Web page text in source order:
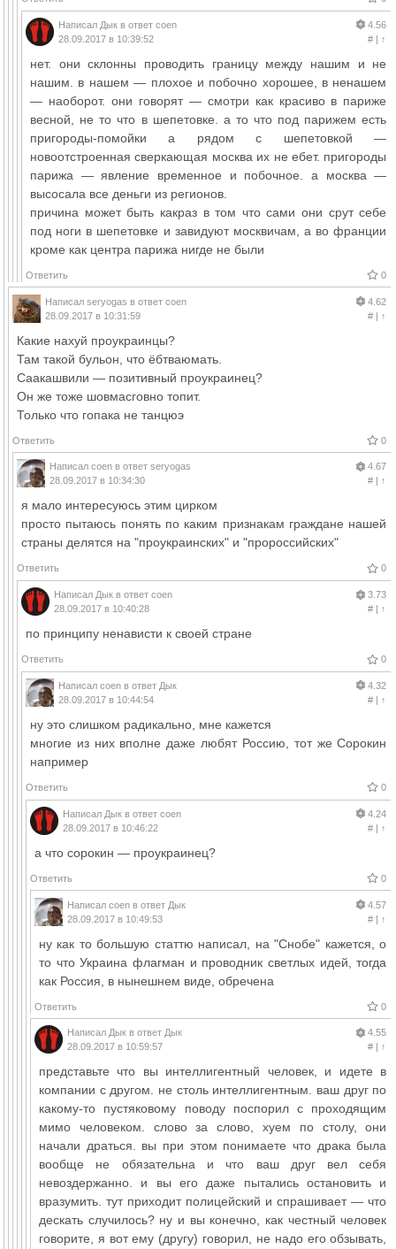
Написал Дык в ответ coen
28.09.2017 в 10:39:52
4.56
#| ↑
нет. они склонны проводить границу между нашим и не
нашим. в нашем — плохое и побочно хорошее, в ненашем
— наоборот. они говорят — смотри как красиво в париже
весной, не то что в шепетовке. а то что под парижем есть
пригороды-помойки а рядом с шепетовкой —
новоотстроенная сверкающая москва их не ебет. пригороды
парижа — явление временное и побочное. а москва —
высосала все деньги из регионов.
причина может быть какраз в том что сами они срут себе
под ноги в шепетовке и завидуют москвичам, а во франции
кроме как центра парижа нигде не были
Ответить 0
Написал seryogas в ответ coen
28.09.2017 в 10:31:59
4.62
#| ↑
Какие нахуй проукраинцы?
Там такой бульон, что ёбтваюмать.
Саакашвили — позитивный проукраинец?
Он же тоже шовмасговно топит.
Только что гопака не танцюэ
Ответить 0
Написал coen в ответ seryogas
28.09.2017 в 10:34:30
4.67
#| ↑
я мало интересуюсь этим цирком
просто пытаюсь понять по каким признакам граждане нашей
страны делятся на "проукраинских" и "пророссийских"
Ответить 0
Написал Дык в ответ coen
28.09.2017 в 10:40:28
3.73
#| ↑
по принципу ненависти к своей стране
Ответить 0
Написал coen в ответ Дык
28.09.2017 в 10:44:54
4.32
#| ↑
ну это слишком радикально, мне кажется
многие из них вполне даже любят Россию, тот же Сорокин
например
Ответить 0
Написал Дык в ответ coen
28.09.2017 в 10:46:22
4.24
#| ↑
а что сорокин — проукраинец?
Ответить 0
Написал coen в ответ Дык
28.09.2017 в 10:49:53
4.57
#| ↑
ну как то большую статтю написал, на "Снобе" кажется, о
то что Украина флагман и проводник светлых идей, тогда
как Россия, в нынешнем виде, обречена
Ответить 0
Написал Дык в ответ Дык
28.09.2017 в 10:59:57
4.55
#| ↑
представьте что вы интеллигентный человек, и идете в
компании с другом. не столь интеллигентным. ваш друг по
какому-то пустяковому поводу поспорил с проходящим
мимо человеком. слово за слово, хуем по столу, они
начали драться. вы при этом понимаете что драка была
вообще не обязательна и что ваш друг вел себя
невоздержанно. и вы его даже пытались остановить и
вразумить. тут приходит полицейский и спрашивает — что
дескать случилось? ну и вы конечно, как честный человек
говорите, я вот ему (другу) говорил, не надо его обзывать,